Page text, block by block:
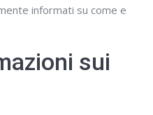
informati su come e
sui